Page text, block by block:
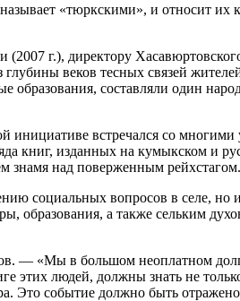
называет «тюркскими», и относит
и (2007 г.), директору
веков тесных связей
образования, составляли один
инициативе встречался со
книг, изданных на кумыкском и
знамя над поверженным рейхстагом.
социальных вопросов в селе, но
образования, а также сельким
— «Мы в большом неоплатном
этих людей, должны знать не
Это событие должно быть